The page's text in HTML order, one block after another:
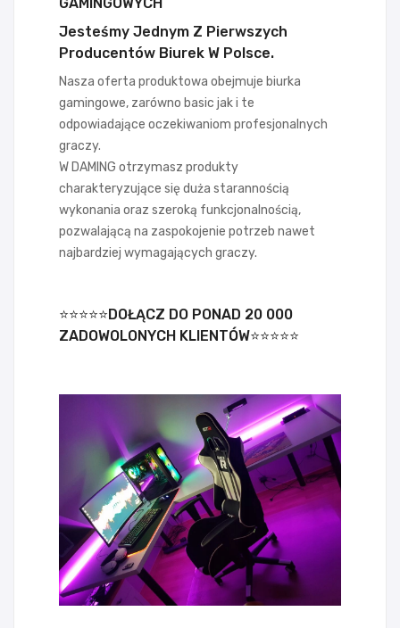
GAMINGOWYCH
Jesteśmy Jednym Z Pierwszych
Producentów Biurek W Polsce.
Nasza oferta produktowa obejmuje biurka
gamingowe, zarówno basic jak i te
odpowiadające oczekiwaniom profesjonalnych
graczy.
W DAMING otrzymasz produkty
charakteryzujące się duża starannością
wykonania oraz szeroką funkcjonalnością,
pozwalającą na zaspokojenie potrzeb nawet
najbardziej wymagających graczy.
⭐⭐⭐⭐⭐DOŁĄCZ DO PONAD 20 000
ZADOWOLONYCH KLIENTÓW⭐⭐⭐⭐⭐